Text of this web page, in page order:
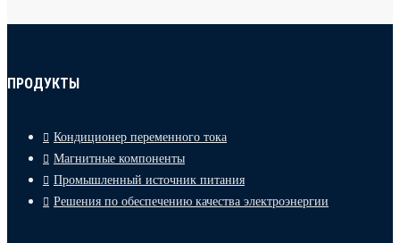
ПРОДУКТЫ
Кондиционер переменного тока
Магнитные компоненты
Промышленный источник питания
Решения по обеспечению качества электроэнергии